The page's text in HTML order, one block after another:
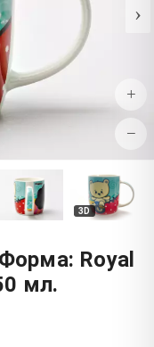
›
+
−
3D
Royal
мл.